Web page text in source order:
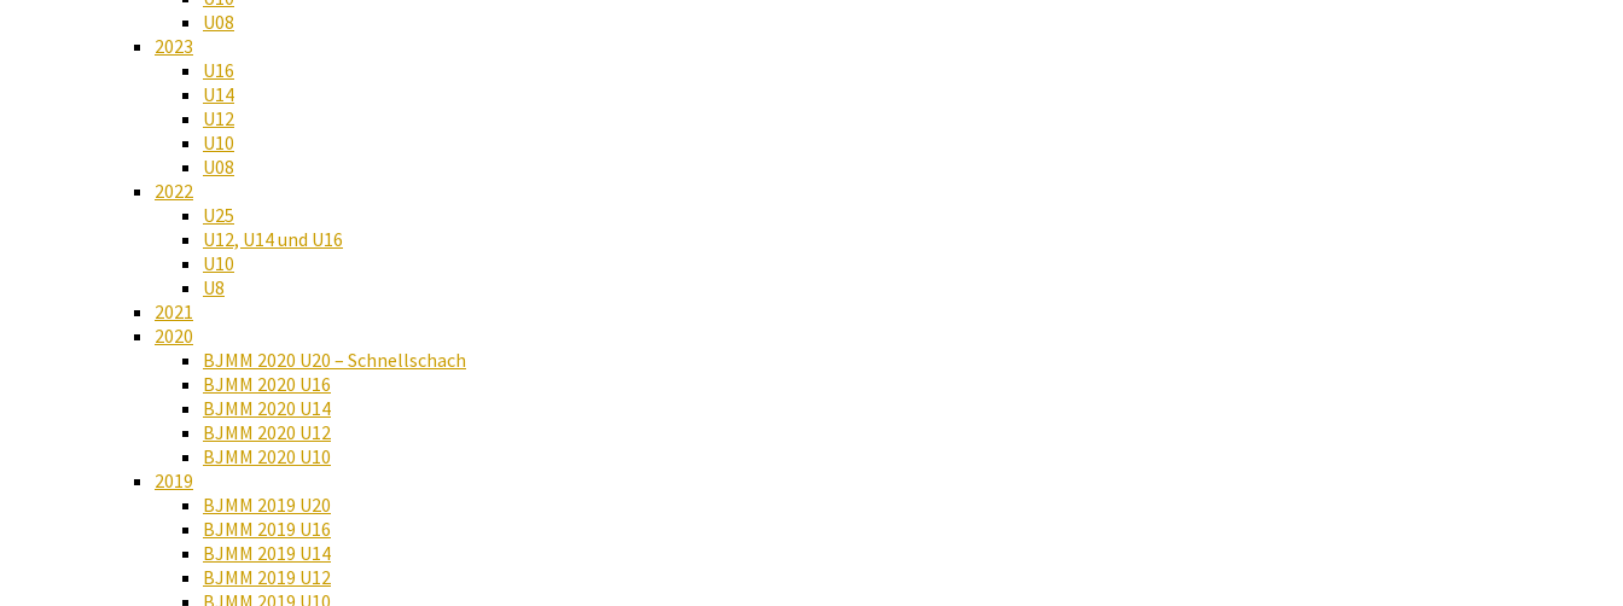
U08
2023
U16
U14
U12
U10
U08
2022
U25
U12, U14 und U16
U10
U8
2021
2020
BJMM 2020 U20 – Schnellschach
BJMM 2020 U16
BJMM 2020 U14
BJMM 2020 U12
BJMM 2020 U10
2019
BJMM 2019 U20
BJMM 2019 U16
BJMM 2019 U14
BJMM 2019 U12
BJMM 2019 U10